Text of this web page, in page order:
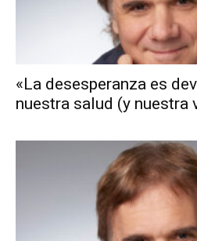
«La desesperanza es
nuestra salud (y nuestra